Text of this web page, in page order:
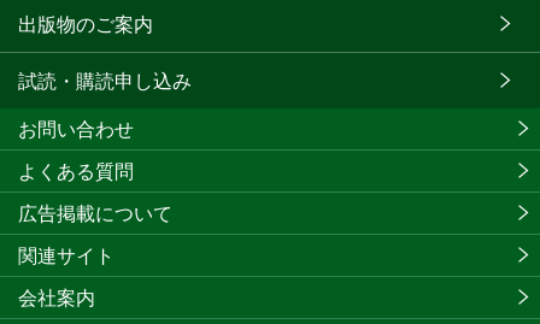
出版物のご案内
試読・購読申し込み
お問い合わせ
よくある質問
広告掲載について
関連サイト
会社案内